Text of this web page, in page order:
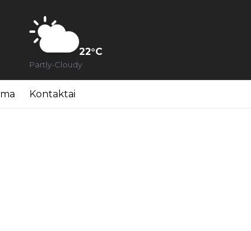
22°C
Partly-Cloudy
Kontaktai